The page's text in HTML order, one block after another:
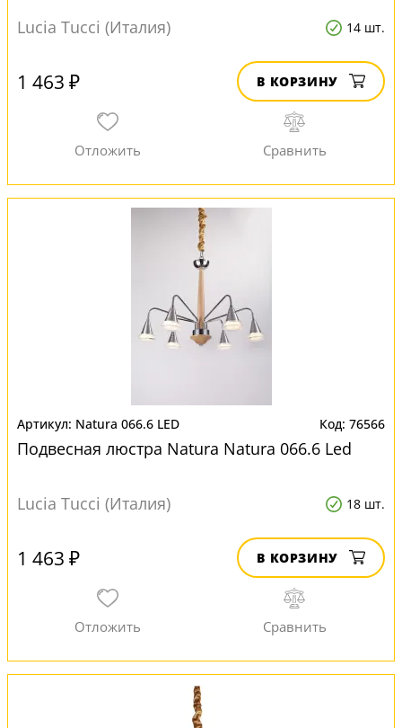
Lucia Tucci (Италия) 14 шт.
1 463 ₽ В КОРЗИНУ
Natura 066.6 LED 76566
Подвесная люстра Natura Natura 066.6 Led
Lucia Tucci (Италия) 18 шт.
1 463 ₽ В КОРЗИНУ